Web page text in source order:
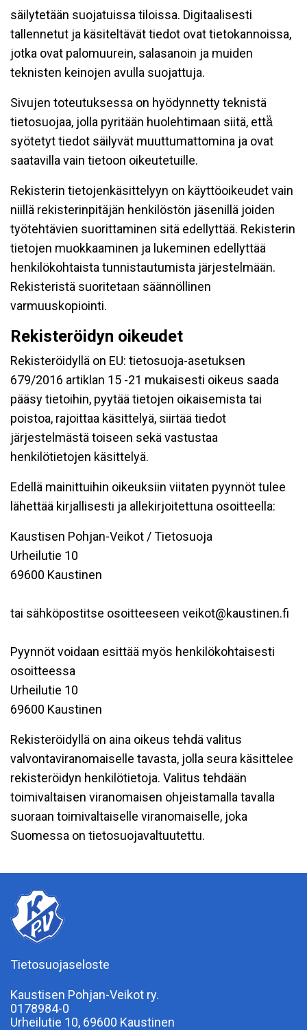
säilytetään suojatuissa tiloissa. Digitaalisesti
tallennetut ja käsiteltävät tiedot ovat tietokannoissa,
jotka ovat palomuurein, salasanoin ja muiden
teknisten keinojen avulla suojattuja.
Sivujen toteutuksessa on hyödynnetty teknistä
tietosuojaa, jolla pyritään huolehtimaan siitä, että̈
syötetyt tiedot säilyvät muuttumattomina ja ovat
saatavilla vain tietoon oikeutetuille.
Rekisterin tietojenkäsittelyyn on käyttöoikeudet vain
niillä rekisterinpitäjän henkilöstön jäsenillä joiden
työtehtävien suorittaminen sitä edellyttää. Rekisterin
tietojen muokkaaminen ja lukeminen edellyttää
henkilökohtaista tunnistautumista järjestelmään.
Rekisteristä suoritetaan säännöllinen
varmuuskopiointi.
Rekisteröidyn oikeudet
Rekisteröidyllä on EU: tietosuoja-asetuksen
679/2016 artiklan 15 -21 mukaisesti oikeus saada
pääsy tietoihin, pyytää tietojen oikaisemista tai
poistoa, rajoittaa käsittelyä, siirtää tiedot
järjestelmästä toiseen sekä vastustaa
henkilötietojen käsittelyä.
Edellä mainittuihin oikeuksiin viitaten pyynnöt tulee
lähettää kirjallisesti ja allekirjoitettuna osoitteella:
Kaustisen Pohjan-Veikot / Tietosuoja
Urheilutie 10
69600 Kaustinen
tai sähköpostitse osoitteeseen veikot@kaustinen.fi
Pyynnöt voidaan esittää myös henkilökohtaisesti
osoitteessa
Urheilutie 10
69600 Kaustinen
Rekisteröidyllä on aina oikeus tehdä valitus
valvontaviranomaiselle tavasta, jolla seura käsittelee
rekisteröidyn henkilötietoja. Valitus tehdään
toimivaltaisen viranomaisen ohjeistamalla tavalla
suoraan toimivaltaiselle viranomaiselle, joka
Suomessa on tietosuojavaltuutettu.
Tietosuojaseloste
Kaustisen Pohjan-Veikot ry.
0178984-0
Urheilutie 10, 69600 Kaustinen